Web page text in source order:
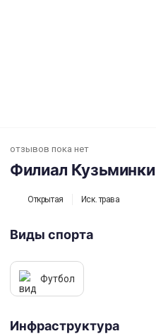
отзывов пока нет
Филиал Кузьминки
Открытая Иск. трава
Виды спорта
Футбол
Инфраструктура